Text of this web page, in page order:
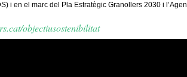
i en el marc del Pla Estratègic Granollers 2030 i
objectiusostenibilitat